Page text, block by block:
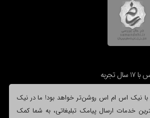
تجربه
نیک اس ام اس روشن‌تر خواهد بود! ما در نیک
خدمات ارسال پیامک تبلیغاتی، به شما کمک